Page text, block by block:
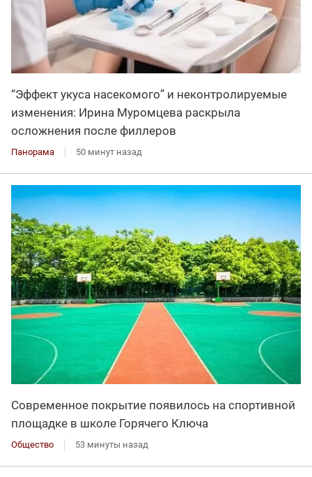
“Эффект укуса насекомого” и неконтролируемые
изменения: Ирина Муромцева раскрыла
осложнения после филлеров
Панорама 50 минут назад
Современное покрытие появилось на спортивной
площадке в школе Горячего Ключа
Общество 53 минуты назад